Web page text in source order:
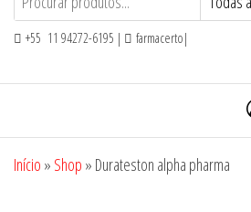
+55 11 94272-6195 | farmacerto|
Início » Shop » Durateston alpha pharma